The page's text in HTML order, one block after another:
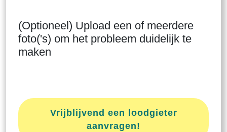
(Optioneel) Upload een of meerdere
foto('s) om het probleem duidelijk te
maken
Vrijblijvend een loodgieter
aanvragen!